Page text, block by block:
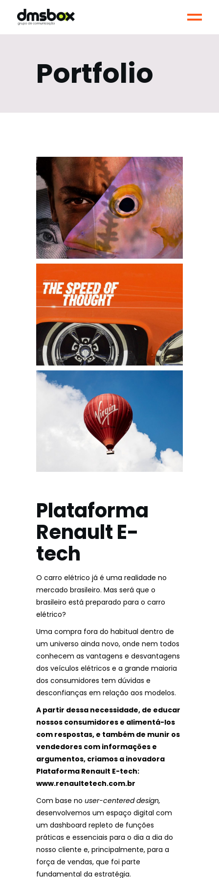
Portfolio
Plataforma
Renault E-
tech
O carro elétrico já é uma realidade no
mercado brasileiro. Mas será que o
brasileiro está preparado para o carro
elétrico?
Uma compra fora do habitual dentro de
um universo ainda novo, onde nem todos
conhecem as vantagens e desvantagens
dos veículos elétricos e a grande maioria
dos consumidores tem dúvidas e
desconfianças em relação aos modelos.
A partir dessa necessidade, de educar
nossos consumidores e alimentá-los
com respostas, e também de munir os
vendedores com informações e
argumentos, criamos a inovadora
Plataforma Renault E-tech:
www.renaultetech.com.br
Com base no user-centered design,
desenvolvemos um espaço digital com
um dashboard repleto de funções
práticas e essenciais para o dia a dia do
nosso cliente e, principalmente, para a
força de vendas, que foi parte
fundamental da estratégia.